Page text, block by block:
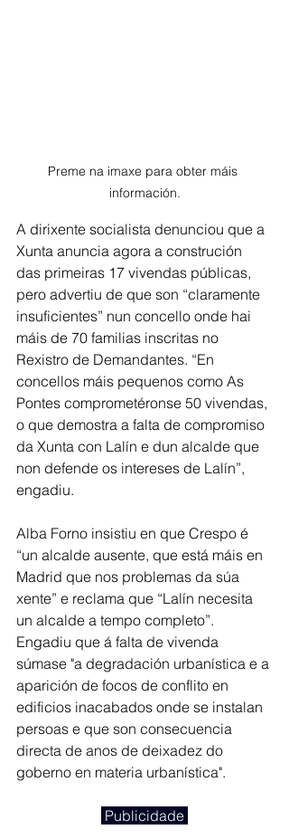
Preme na imaxe para obter máis
información.
A dirixente socialista denunciou que a
Xunta anuncia agora a construción
das primeiras 17 vivendas públicas,
pero advertiu de que son “claramente
insuficientes” nun concello onde hai
máis de 70 familias inscritas no
Rexistro de Demandantes. “En
concellos máis pequenos como As
Pontes comprometéronse 50 vivendas,
o que demostra a falta de compromiso
da Xunta con Lalín e dun alcalde que
non defende os intereses de Lalín”,
engadiu.
Alba Forno insistiu en que Crespo é
“un alcalde ausente, que está máis en
Madrid que nos problemas da súa
xente” e reclama que “Lalín necesita
un alcalde a tempo completo”.
Engadiu que á falta de vivenda
súmase "a degradación urbanística e a
aparición de focos de conflito en
edificios inacabados onde se instalan
persoas e que son consecuencia
directa de anos de deixadez do
goberno en materia urbanística".
Publicidade